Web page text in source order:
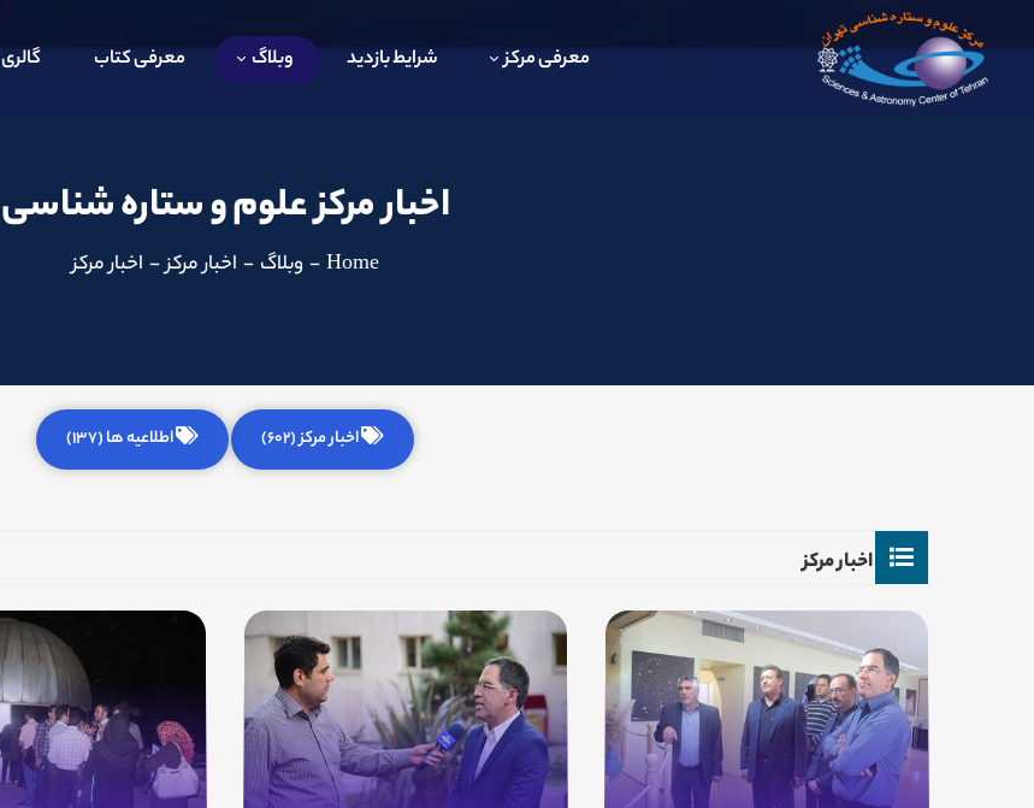
معرفی مرکز شرایط بازدید وبلاگ معرفی کتاب گالری
اخبار مرکز علوم و ستاره شناسی
Home
- وبلاگ - اخبار مرکز- اخبار مرکز
اخبار مرکز (602) اطلاعیه ها (137)
اخبار مرکز